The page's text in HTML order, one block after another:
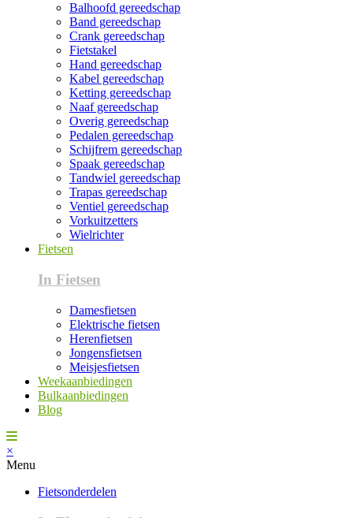
Balhoofd gereedschap
Band gereedschap
Crank gereedschap
Fietstakel
Hand gereedschap
Kabel gereedschap
Ketting gereedschap
Naaf gereedschap
Overig gereedschap
Pedalen gereedschap
Schijfrem gereedschap
Spaak gereedschap
Tandwiel gereedschap
Trapas gereedschap
Ventiel gereedschap
Vorkuitzetters
Wielrichter
Fietsen
In Fietsen
Damesfietsen
Elektrische fietsen
Herenfietsen
Jongensfietsen
Meisjesfietsen
Weekaanbiedingen
Bulkaanbiedingen
Blog
×
Menu
Fietsonderdelen